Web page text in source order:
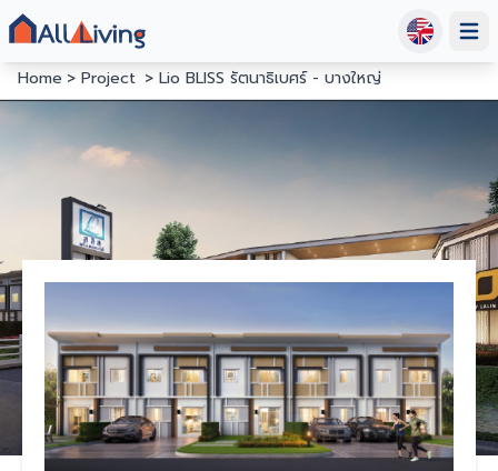
Home
Project Lio BLISS รัตนาธิเบศร์ - บางใหญ่